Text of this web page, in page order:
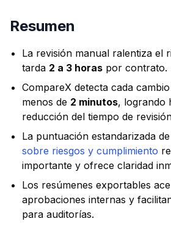
Resumen
La revisión manual ralentiza el
tarda 2 a 3 horas por contrato.
CompareX detecta cada
menos de 2 minutos, logrando
reducción del tiempo de
La puntuación estandarizada
sobre riesgos y cumplimiento
importante y ofrece claridad
Los resúmenes exportables
aprobaciones internas y
para auditorías.